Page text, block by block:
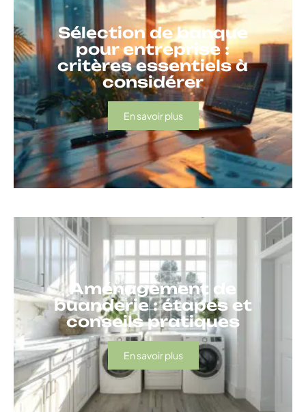
Sélection de banque
pour entreprise :
critères essentiels à
considérer
En savoir plus
Aménagement de
buanderie : étapes et
conseils pratiques
En savoir plus